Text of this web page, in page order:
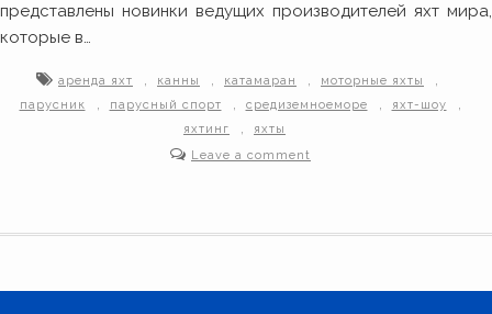
представлены новинки ведущих производителей яхт мира,
которые в…
аренда яхт , канны , катамаран , моторные яхты ,
парусник , парусный спорт , средиземноеморе , яхт-шоу ,
яхтинг ,
яхты
Leave a comment